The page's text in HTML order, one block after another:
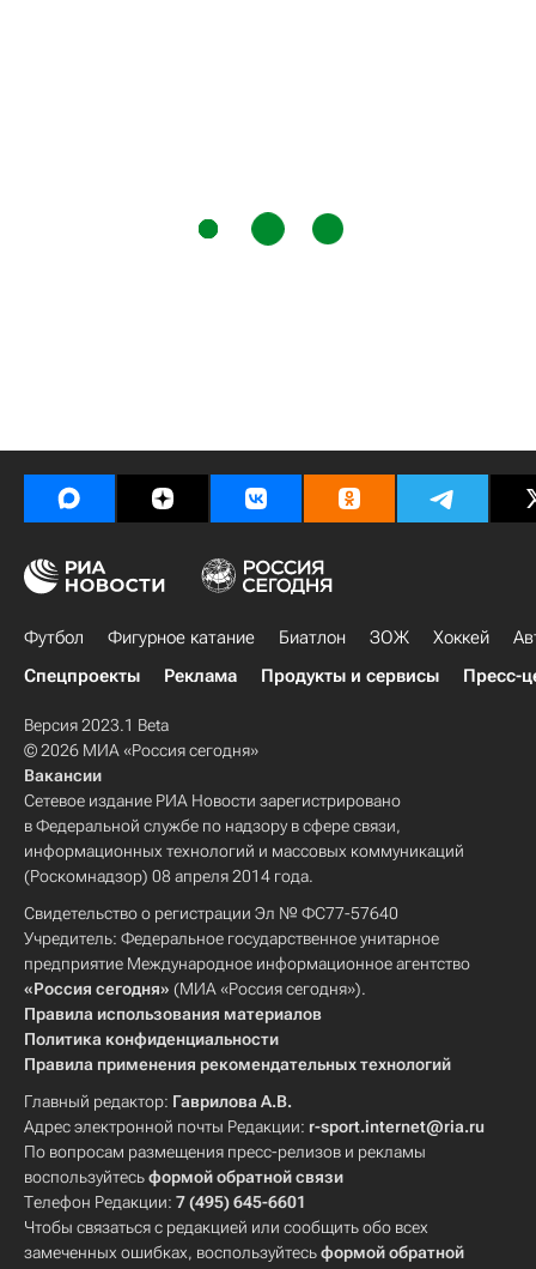
Футбол Фигурное катание Биатлон ЗОЖ Хоккей
Спецпроекты
Реклама Продукты и сервисы Пресс-
Версия 2023.1 Beta
© 2026 МИА «Россия сегодня»
Вакансии
Сетевое издание РИА Новости зарегистрировано
в Федеральной службе по надзору в сфере связи,
информационных технологий и массовых коммуникаций
(Роскомнадзор) 08 апреля 2014 года.
Свидетельство о регистрации Эл № ФС77-57640
Учредитель: Федеральное государственное унитарное
предприятие Международное информационное агентство
«Россия сегодня» (МИА «Россия сегодня»).
Правила использования материалов
Политика конфиденциальности
Правила применения рекомендательных технологий
Главный редактор: Гаврилова А.В.
Адрес электронной почты Редакции: r-sport.internet@ria.ru
По вопросам размещения пресс-релизов и рекламы
воспользуйтесьформой обратной связи
Телефон Редакции: 7 (495) 645-6601
Чтобы связаться с редакцией или сообщить обо всех
замеченных ошибках, воспользуйтесьформой обратной